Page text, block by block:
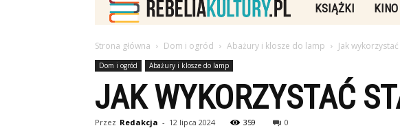
Rebeliakultury.pl
KSIĄŻKI KINO
Strona główna Dom i ogród Abażury i klosze do lamp Jak
Dom i ogród Abażury i klosze do lamp
JAK WYKORZYSTAĆ
Przez Redakcja - 12 lipca 2024 359 0